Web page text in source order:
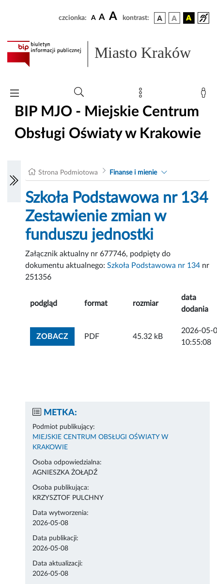
czcionka: A A A kontrast:
Miasto Kraków
BIP MJO - Miejskie Centrum
Obsługi Oświaty w Krakowie
Strona Podmiotowa Finanse i mienie
Szkoła Podstawowa nr 134
Zestawienie zmian w
funduszu jednostki
Załącznik aktualny nr 677746, podpięty do
dokumentu aktualnego:Szkoła Podstawowa nr 134 nr
251356
podgląd format rozmiar
data
dodania
ZOBACZZOBACZ ZAŁĄCZNIK
PDF 45.32 kB
2026-05-
10:55:08
METKA:
Podmiot publikujący:
MIEJSKIE CENTRUM OBSŁUGI OŚWIATY W
KRAKOWIE
Osoba odpowiedzialna:
AGNIESZKA ŻOŁĄDŹ
Osoba publikująca:
KRZYSZTOF PULCHNY
Data wytworzenia:
2026-05-08
Data publikacji:
2026-05-08
Data aktualizacji:
2026-05-08